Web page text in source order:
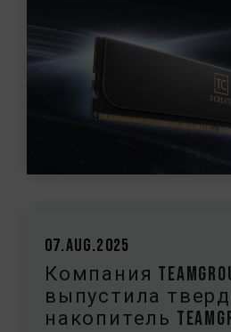
07.Aug.2025
Компания
выпустила
накопитель